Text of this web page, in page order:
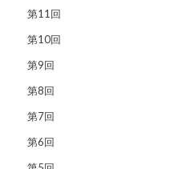
第11回
第10回
第9回
第8回
第7回
第6回